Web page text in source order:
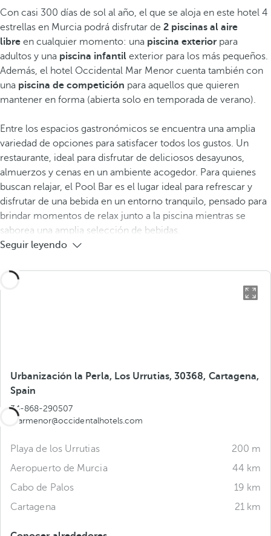
Con casi 300 días de sol al año, el que se aloja en este hotel 4
estrellas en Murcia podrá disfrutar de 2 piscinas al aire
libre en cualquier momento: una piscina exterior para
adultos y una piscina infantil exterior para los más pequeños.
Además, el hotel Occidental Mar Menor cuenta también con
una piscina de competición para aquellos que quieren
mantener en forma (abierta solo en temporada de verano).
Entre los espacios gastronómicos se encuentra una amplia
variedad de opciones para satisfacer todos los gustos. Un
restaurante, ideal para disfrutar de deliciosos desayunos,
almuerzos y cenas en un ambiente acogedor. Para quienes
buscan relajar, el Pool Bar es el lugar ideal para refrescar y
disfrutar de una bebida en un entorno tranquilo, pensado para
brindar momentos de relax junto a la piscina mientras se
saborea una amplia selección de bebidas.
Seguir leyendo
Urbanización la Perla, Los Urrutias, 30368, Cartagena,
Spain
34-868-290507
marmenor@occidentalhotels.com
Playa de los Urrutias
200 m
Aeropuerto de Murcia
44 km
Cabo de Palos
19 km
Cartagena
21 km